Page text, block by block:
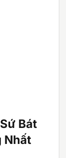
Bát
Nhất